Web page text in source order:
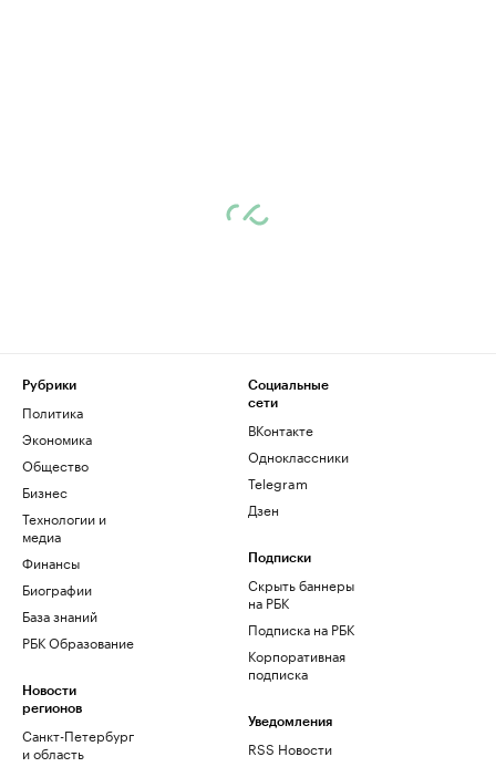
Рубрики
Политика
Экономика
Общество
Бизнес
Технологии и
медиа
Финансы
Биографии
База знаний
РБК Образование
Новости
регионов
Санкт-Петербург
и область
Социальные
сети
ВКонтакте
Одноклассники
Telegram
Дзен
Подписки
Скрыть баннеры
на РБК
Подписка на РБК
Корпоративная
подписка
Уведомления
RSS Новости